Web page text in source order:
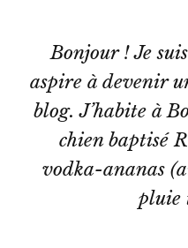
Bonjour ! Je
aspire à devenir
blog. J’habite à
chien baptisé
vodka-ananas
pluie